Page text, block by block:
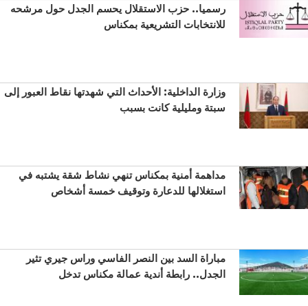
رسميا.. حزب الاستقلال يحسم الجدل حول مرشحه
للانتخابات التشريعية بمكناس
وزارة الداخلية: الأحداث التي شهدتها نقاط العبور إلى
سبتة ومليلية كانت بسبب
مداهمة أمنية بمكناس تنهي نشاط شقة يشتبه في
استغلالها للدعارة وتوقيف خمسة أشخاص
مباراة السد بين النصر الفاسي وراس جيري تثير
الجدل.. رابطة أندية عمالة مكناس تدخل